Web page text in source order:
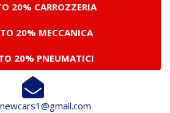
20% CARROZZERIA
20% MECCANICA
20% PNEUMATICI